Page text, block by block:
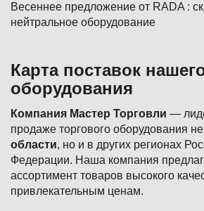
Весеннее предложение от RADA :
нейтральное оборудование
Карта поставок
оборудования
Компания Мастер Торговли —
продаже торгового оборудования не
области, но и в других регионах
Федерации. Наша компания
ассортимент товаров высокого
привлекательным ценам.